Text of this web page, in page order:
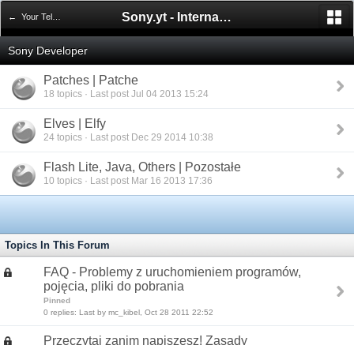
← Your Telephones Sony.yt - International Sony Forum
Sony Developer
Patches | Patche
18 topics · Last post Jul 04 2013 15:24
Elves | Elfy
24 topics · Last post Dec 29 2014 10:38
Flash Lite, Java, Others | Pozostałe
10 topics · Last post Mar 16 2013 17:36
Topics In This Forum
FAQ - Problemy z uruchomieniem programów,
pojęcia, pliki do pobrania
Pinned
0 replies: Last by mc_kibel, Oct 28 2011 22:52
Przeczytaj zanim napiszesz! Zasady